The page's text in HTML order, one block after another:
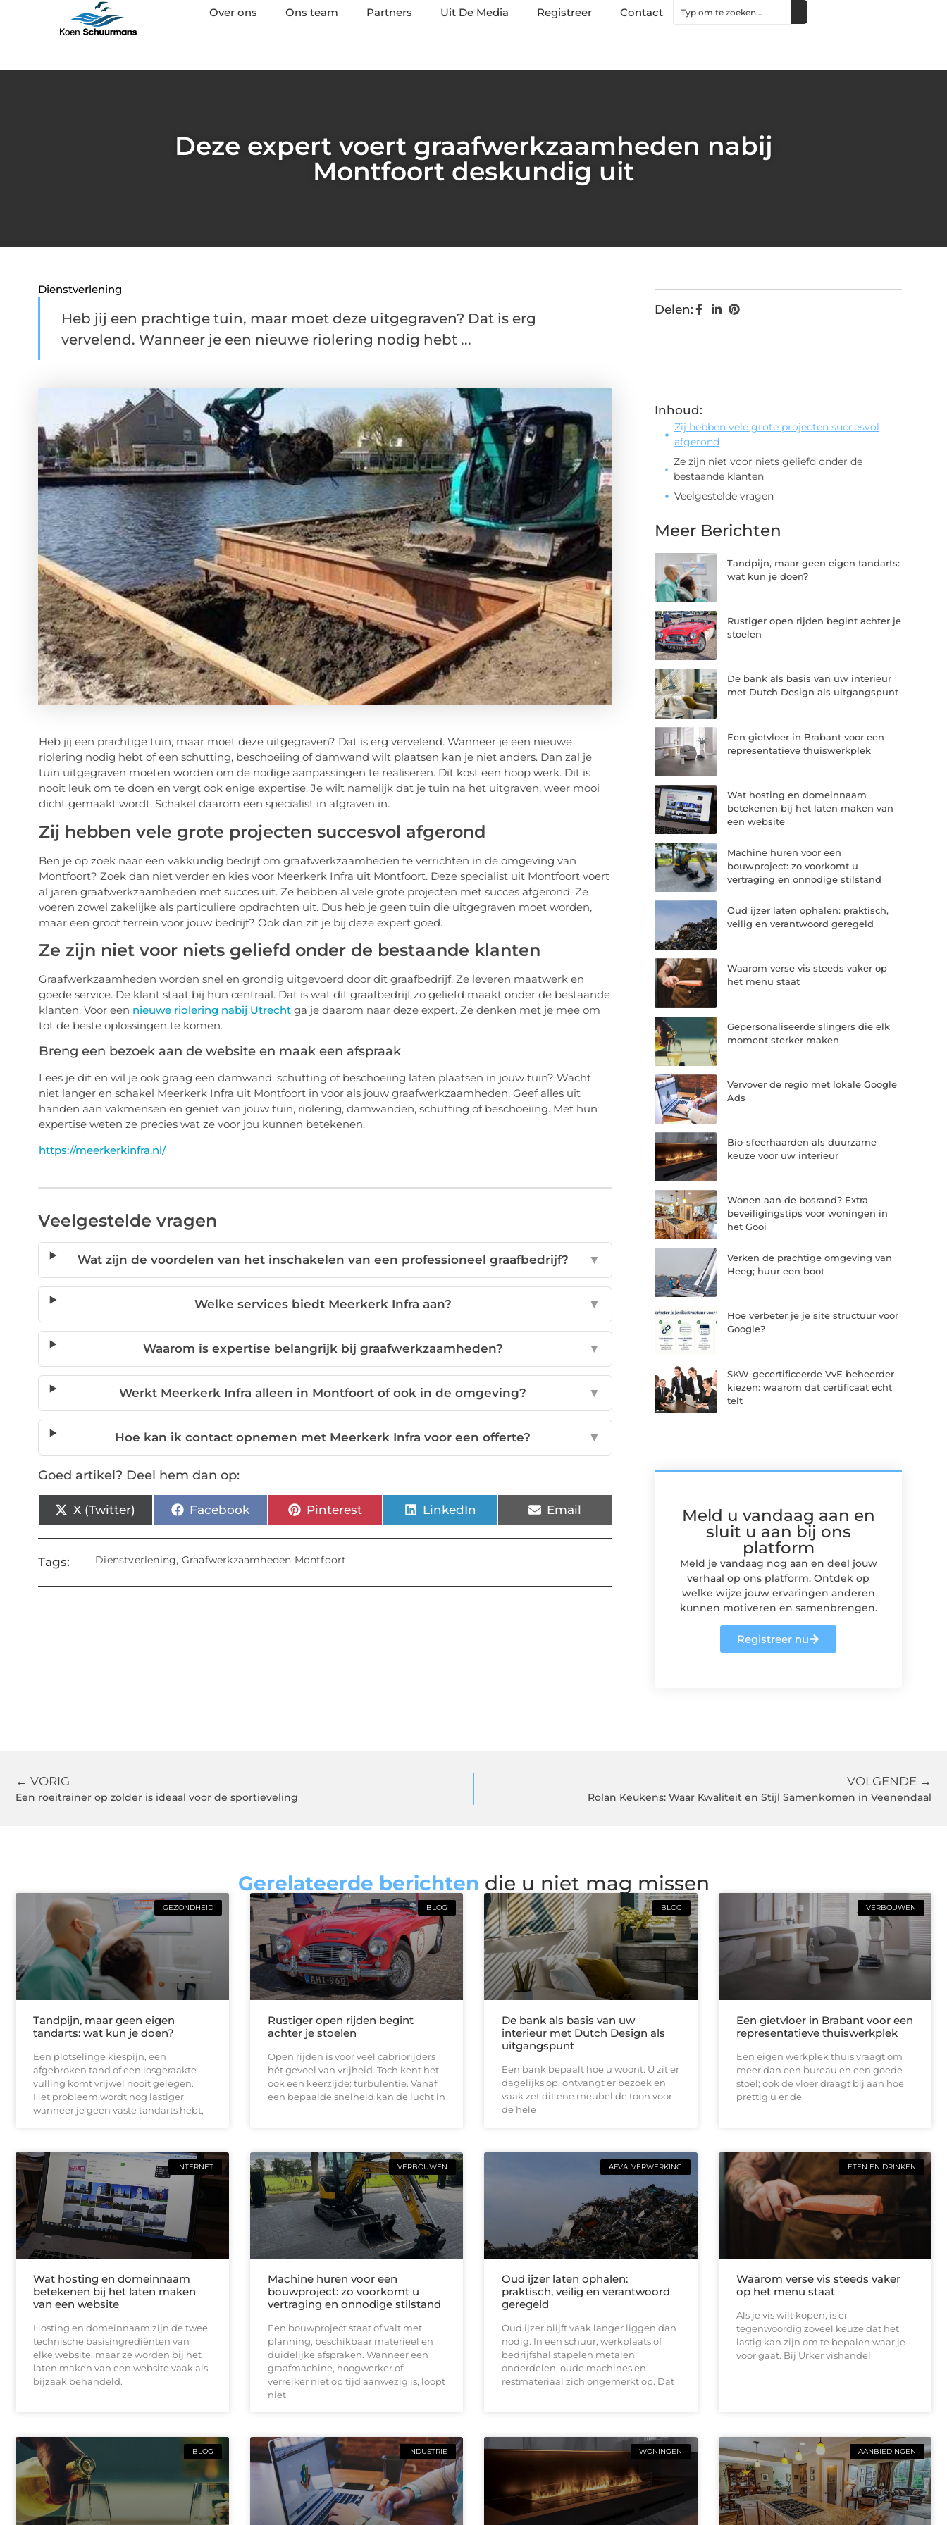
Over ons Ons team Partners Uit De Media Registreer Contact
Deze expert voert graafwerkzaamheden nabij
Montfoort deskundig uit
Dienstverlening
Heb jij een prachtige tuin, maar moet deze uitgegraven? Dat is erg
vervelend. Wanneer je een nieuwe riolering nodig hebt ...
Heb jij een prachtige tuin, maar moet deze uitgegraven? Dat is erg vervelend. Wanneer je een nieuwe
riolering nodig hebt of een schutting, beschoeiing of damwand wilt plaatsen kan je niet anders. Dan zal je
tuin uitgegraven moeten worden om de nodige aanpassingen te realiseren. Dit kost een hoop werk. Dit is
nooit leuk om te doen en vergt ook enige expertise. Je wilt namelijk dat je tuin na het uitgraven, weer mooi
dicht gemaakt wordt. Schakel daarom een specialist in afgraven in.
Zij hebben vele grote projecten succesvol afgerond
Ben je op zoek naar een vakkundig bedrijf om graafwerkzaamheden te verrichten in de omgeving van
Montfoort? Zoek dan niet verder en kies voor Meerkerk Infra uit Montfoort. Deze specialist uit Montfoort voert
al jaren graafwerkzaamheden met succes uit. Ze hebben al vele grote projecten met succes afgerond. Ze
voeren zowel zakelijke als particuliere opdrachten uit. Dus heb je geen tuin die uitgegraven moet worden,
maar een groot terrein voor jouw bedrijf? Ook dan zit je bij deze expert goed.
Ze zijn niet voor niets geliefd onder de bestaande klanten
Graafwerkzaamheden worden snel en grondig uitgevoerd door dit graafbedrijf. Ze leveren maatwerk en
goede service. De klant staat bij hun centraal. Dat is wat dit graafbedrijf zo geliefd maakt onder de bestaande
klanten. Voor een nieuwe riolering nabij Utrechtga je daarom naar deze expert. Ze denken met je mee om
tot de beste oplossingen te komen.
Breng een bezoek aan de website en maak een afspraak
Lees je dit en wil je ook graag een damwand, schutting of beschoeiing laten plaatsen in jouw tuin? Wacht
niet langer en schakel Meerkerk Infra uit Montfoort in voor als jouw graafwerkzaamheden. Geef alles uit
handen aan vakmensen en geniet van jouw tuin, riolering, damwanden, schutting of beschoeiing. Met hun
expertise weten ze precies wat ze voor jou kunnen betekenen.
https://meerkerkinfra.nl/
Veelgestelde vragen
Wat zijn de voordelen van het inschakelen van een professioneel graafbedrijf? ▼
Welke services biedt Meerkerk Infra aan? ▼
Waarom is expertise belangrijk bij graafwerkzaamheden? ▼
Werkt Meerkerk Infra alleen in Montfoort of ook in de omgeving? ▼
Hoe kan ik contact opnemen met Meerkerk Infra voor een offerte? ▼
Goed artikel? Deel hem dan op:
X (Twitter) Facebook Pinterest LinkedIn Email
Tags: Dienstverlening, Graafwerkzaamheden Montfoort
Delen:
Inhoud:
Zij hebben vele grote projecten succesvol
afgerond
Ze zijn niet voor niets geliefd onder de
bestaande klanten
Veelgestelde vragen
Meer Berichten
Tandpijn, maar geen eigen tandarts:
wat kun je doen?
Rustiger open rijden begint achter je
stoelen
De bank als basis van uw interieur
met Dutch Design als uitgangspunt
Een gietvloer in Brabant voor een
representatieve thuiswerkplek
Wat hosting en domeinnaam
betekenen bij het laten maken van
een website
Machine huren voor een
bouwproject: zo voorkomt u
vertraging en onnodige stilstand
Oud ijzer laten ophalen: praktisch,
veilig en verantwoord geregeld
Waarom verse vis steeds vaker op
het menu staat
Gepersonaliseerde slingers die elk
moment sterker maken
Vervover de regio met lokale Google
Ads
Bio-sfeerhaarden als duurzame
keuze voor uw interieur
Wonen aan de bosrand? Extra
beveiligingstips voor woningen in
het Gooi
Verken de prachtige omgeving van
Heeg; huur een boot
Hoe verbeter je je site structuur voor
Google?
SKW-gecertificeerde VvE beheerder
kiezen: waarom dat certificaat echt
telt
Meld u vandaag aan en
sluit u aan bij ons
platform
Meld je vandaag nog aan en deel jouw
verhaal op ons platform. Ontdek op
welke wijze jouw ervaringen anderen
kunnen motiveren en samenbrengen.
Registreer nu
← VORIG
Een roeitrainer op zolder is ideaal voor de sportieveling
VOLGENDE →
Rolan Keukens: Waar Kwaliteit en Stijl Samenkomen in Veenendaal
Gerelateerde berichten die u niet mag missen
GEZONDHEID
Tandpijn, maar geen eigen
tandarts: wat kun je doen?
Een plotselinge kiespijn, een
afgebroken tand of een losgeraakte
vulling komt vrijwel nooit gelegen.
Het probleem wordt nog lastiger
wanneer je geen vaste tandarts hebt,
BLOG
Rustiger open rijden begint
achter je stoelen
Open rijden is voor veel cabriorijders
hét gevoel van vrijheid. Toch kent het
ook een keerzijde: turbulentie. Vanaf
een bepaalde snelheid kan de lucht in
BLOG
De bank als basis van uw
interieur met Dutch Design als
uitgangspunt
Een bank bepaalt hoe u woont. U zit er
dagelijks op, ontvangt er bezoek en
vaak zet dit ene meubel de toon voor
de hele
VERBOUWEN
Een gietvloer in Brabant voor een
representatieve thuiswerkplek
Een eigen werkplek thuis vraagt om
meer dan een bureau en een goede
stoel; ook de vloer draagt bij aan hoe
prettig u er de
INTERNET
Wat hosting en domeinnaam
betekenen bij het laten maken
van een website
Hosting en domeinnaam zijn de twee
technische basisingrediënten van
elke website, maar ze worden bij het
laten maken van een website vaak als
bijzaak behandeld.
VERBOUWEN
Machine huren voor een
bouwproject: zo voorkomt u
vertraging en onnodige stilstand
Een bouwproject staat of valt met
planning, beschikbaar materieel en
duidelijke afspraken. Wanneer een
graafmachine, hoogwerker of
verreiker niet op tijd aanwezig is, loopt
niet
AFVALVERWERKING
Oud ijzer laten ophalen:
praktisch, veilig en verantwoord
geregeld
Oud ijzer blijft vaak langer liggen dan
nodig. In een schuur, werkplaats of
bedrijfshal stapelen metalen
onderdelen, oude machines en
restmateriaal zich ongemerkt op. Dat
ETEN EN DRINKEN
Waarom verse vis steeds vaker
op het menu staat
Als je vis wilt kopen, is er
tegenwoordig zoveel keuze dat het
lastig kan zijn om te bepalen waar je
voor gaat. Bij Urker vishandel
BLOG INDUSTRIE WONINGEN AANBIEDINGEN